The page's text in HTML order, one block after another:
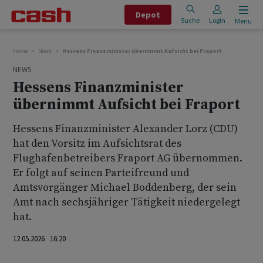
Depot
Suche Login Menu
Home News Hessens Finanzminister übernimmt Aufsicht bei Fraport
NEWS
Hessens Finanzminister
übernimmt Aufsicht bei Fraport
Hessens Finanzminister Alexander Lorz (CDU)
hat den Vorsitz im Aufsichtsrat des
Flughafenbetreibers Fraport AG übernommen.
Er folgt auf seinen Parteifreund und
Amtsvorgänger Michael Boddenberg, der sein
Amt nach sechsjähriger Tätigkeit niedergelegt
hat.
12.05.2026 16:20